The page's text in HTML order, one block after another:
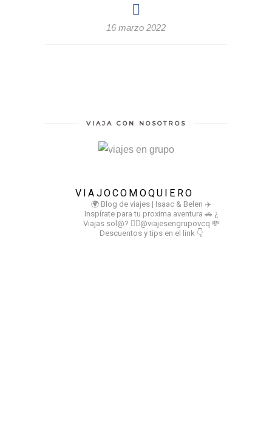
16 marzo 2022
VIAJA CON NOSOTROS
VIAJOCOMOQUIERO
🌍 Blog de viajes | Isaac & Belen ✈️
Inspírate para tu proxima aventura 🚗 ¿
Viajas sol@? 👉🏻@viajesengrupovcq 💸
Descuentos y tips en el link 👇